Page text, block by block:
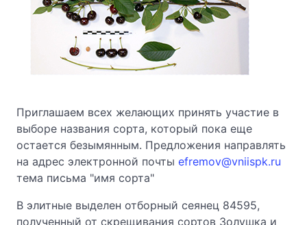
Приглашаем всех желающих принять участие в
выборе названия сорта, который пока еще
остается безымянным. Предложения направлять
на адрес электронной почты efremov@vniispk.ru
тема письма "имя сорта"
В элитные выделен отборный сеянец 84595,
полученный от скрещивания сортов Золушка и